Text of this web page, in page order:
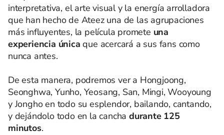
interpretativa, el arte visual y la energía arrolladora
que han hecho de Ateez una de las agrupaciones
más influyentes, la película promete una
experiencia única que acercará a sus fans como
nunca antes.
De esta manera, podremos ver a Hongjoong,
Seonghwa, Yunho, Yeosang, San, Mingi, Wooyoung
y Jongho en todo su esplendor, bailando, cantando,
y dejándolo todo en la canchadurante 125
minutos.